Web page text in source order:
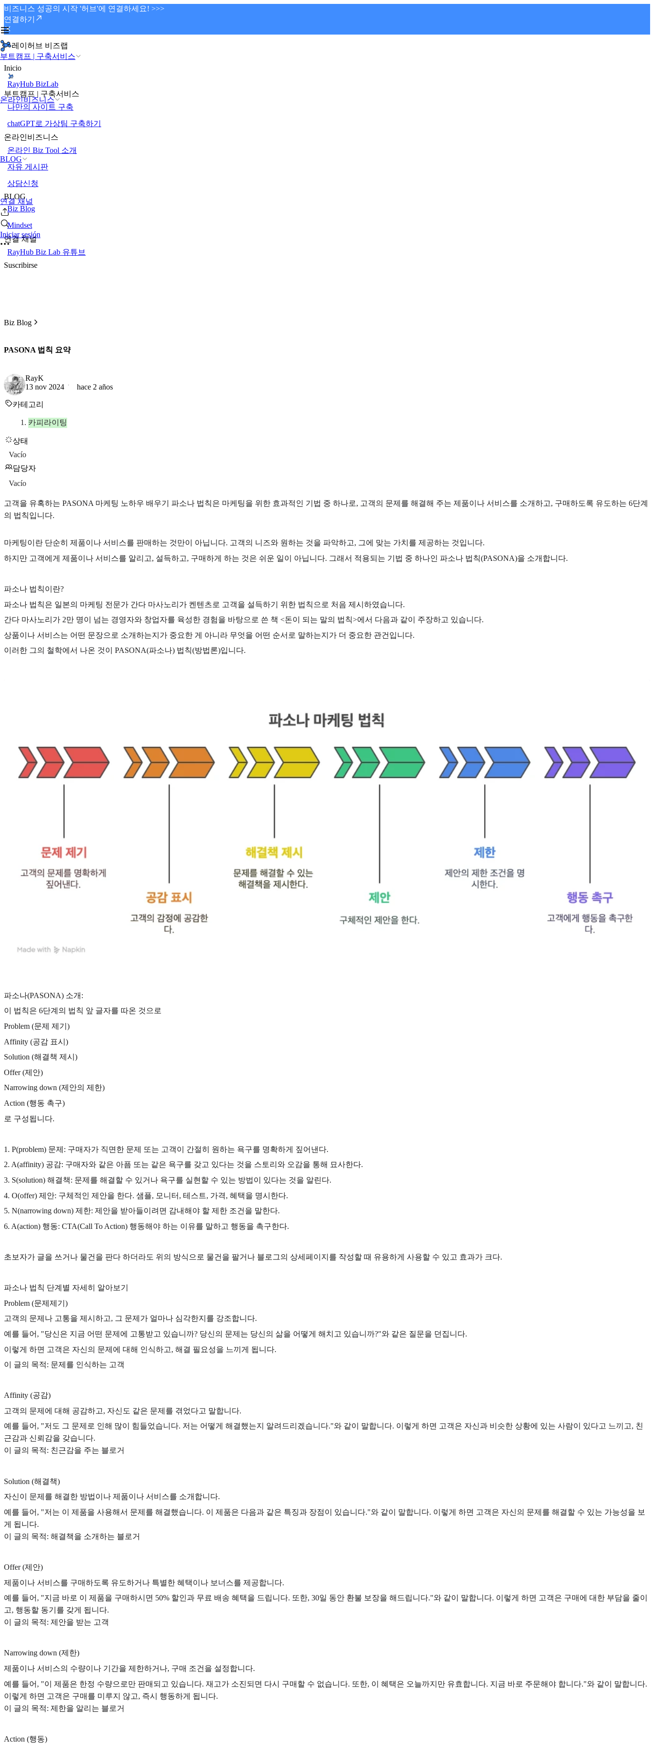
비즈니스 성공의 시작 '허브'에 연결하세요! >>>
연결하기
레이허브 비즈랩
부트캠프 | 구축서비스
온라인비즈니스
BLOG
연결 채널
Iniciar sesión
Inicio
RayHub BizLab
부트캠프 | 구축서비스
나만의 사이트 구축
chatGPT로 가상팀 구축하기
온라인비즈니스
온라인 Biz Tool 소개
자유 게시판
상담신청
BLOG
Biz Blog
Mindset
연결 채널
RayHub Biz Lab 유튜브
Suscribirse
Biz Blog
PASONA 법칙 요약
RayK
13 nov 2024
hace 2 años
카테고리
카피라이팅
상태
Vacío
담당자
Vacío
고객을 유혹하는 PASONA 마케팅 노하우 배우기 파소나 법칙은 마케팅을 위한 효과적인 기법 중 하나로, 고객의 문제를 해결해 주는 제품이나 서비스를 소개하고, 구매하도록 유도하는 6단계
의 법칙입니다.
마케팅이란 단순히 제품이나 서비스를 판매하는 것만이 아닙니다. 고객의 니즈와 원하는 것을 파악하고, 그에 맞는 가치를 제공하는 것입니다.
하지만 고객에게 제품이나 서비스를 알리고, 설득하고, 구매하게 하는 것은 쉬운 일이 아닙니다. 그래서 적용되는 기법 중 하나인 파소나 법칙(PASONA)을 소개합니다.
파소나 법칙이란?
파소나 법칙은 일본의 마케팅 전문가 간다 마사노리가 켄텐츠로 고객을 설득하기 위한 법칙으로 처음 제시하였습니다.
간다 마사노리가 2만 명이 넘는 경영자와 창업자를 육성한 경험을 바탕으로 쓴 책 <돈이 되는 말의 법칙>에서 다음과 같이 주장하고 있습니다.
상품이나 서비스는 어떤 문장으로 소개하는지가 중요한 게 아니라 무엇을 어떤 순서로 말하는지가 더 중요한 관건입니다.
이러한 그의 철학에서 나온 것이 PASONA(파소나) 법칙(방법론)입니다.
파소나(PASONA) 소개:
이 법칙은 6단계의 법칙 앞 글자를 따온 것으로
Problem (문제 제기)
Affinity (공감 표시)
Solution (해결책 제시)
Offer (제안)
Narrowing down (제안의 제한)
Action (행동 촉구)
로 구성됩니다.
1. P(problem) 문제: 구매자가 직면한 문제 또는 고객이 간절히 원하는 욕구를 명확하게 짚어낸다.
2. A(affinity) 공감: 구매자와 같은 아픔 또는 같은 욕구를 갖고 있다는 것을 스토리와 오감을 통해 묘사한다.
3. S(solution) 해결책: 문제를 해결할 수 있거나 욕구를 실현할 수 있는 방법이 있다는 것을 알린다.
4. O(offer) 제안: 구체적인 제안을 한다. 샘플, 모니터, 테스트, 가격, 혜택을 명시한다.
5. N(narrowing down) 제한: 제안을 받아들이려면 감내해야 할 제한 조건을 말한다.
6. A(action) 행동: CTA(Call To Action) 행동해야 하는 이유를 말하고 행동을 촉구한다.
초보자가 글을 쓰거나 물건을 판다 하더라도 위의 방식으로 물건을 팔거나 블로그의 상세페이지를 작성할 때 유용하게 사용할 수 있고 효과가 크다.
파소나 법칙 단계별 자세히 알아보기
Problem (문제제기)
고객의 문제나 고통을 제시하고, 그 문제가 얼마나 심각한지를 강조합니다.
예를 들어, "당신은 지금 어떤 문제에 고통받고 있습니까? 당신의 문제는 당신의 삶을 어떻게 해치고 있습니까?"와 같은 질문을 던집니다.
이렇게 하면 고객은 자신의 문제에 대해 인식하고, 해결 필요성을 느끼게 됩니다.
이 글의 목적: 문제를 인식하는 고객
Affinity (공감)
고객의 문제에 대해 공감하고, 자신도 같은 문제를 겪었다고 말합니다.
예를 들어, "저도 그 문제로 인해 많이 힘들었습니다. 저는 어떻게 해결했는지 알려드리겠습니다."와 같이 말합니다. 이렇게 하면 고객은 자신과 비슷한 상황에 있는 사람이 있다고 느끼고, 친
근감과 신뢰감을 갖습니다.
이 글의 목적: 친근감을 주는 블로거
Solution (해결책)
자신이 문제를 해결한 방법이나 제품이나 서비스를 소개합니다.
예를 들어, "저는 이 제품을 사용해서 문제를 해결했습니다. 이 제품은 다음과 같은 특징과 장점이 있습니다."와 같이 말합니다. 이렇게 하면 고객은 자신의 문제를 해결할 수 있는 가능성을 보
게 됩니다.
이 글의 목적: 해결책을 소개하는 블로거
Offer (제안)
제품이나 서비스를 구매하도록 유도하거나 특별한 혜택이나 보너스를 제공합니다.
예를 들어, "지금 바로 이 제품을 구매하시면 50% 할인과 무료 배송 혜택을 드립니다. 또한, 30일 동안 환불 보장을 해드립니다."와 같이 말합니다. 이렇게 하면 고객은 구매에 대한 부담을 줄이
고, 행동할 동기를 갖게 됩니다.
이 글의 목적: 제안을 받는 고객
Narrowing down (제한)
제품이나 서비스의 수량이나 기간을 제한하거나, 구매 조건을 설정합니다.
예를 들어, "이 제품은 한정 수량으로만 판매되고 있습니다. 재고가 소진되면 다시 구매할 수 없습니다. 또한, 이 혜택은 오늘까지만 유효합니다. 지금 바로 주문해야 합니다."와 같이 말합니다.
이렇게 하면 고객은 구매를 미루지 않고, 즉시 행동하게 됩니다.
이 글의 목적: 제한을 알리는 블로거
Action (행동)